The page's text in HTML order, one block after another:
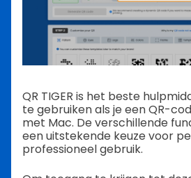
QR TIGER is het beste
te gebruiken als je een QR-
met Mac. De verschillende
een uitstekende keuze voor
professioneel gebruik.